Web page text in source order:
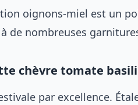
oignons-miel est un
à de nombreuses
chèvre tomate
par excellence.